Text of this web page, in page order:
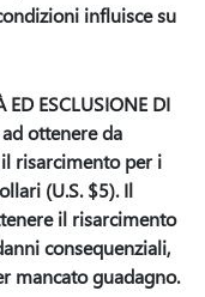
influisce su
ED ESCLUSIONE DI
ottenere da
risarcimento per i
(U.S. $5). Il
il risarcimento
consequenziali,
mancato guadagno.